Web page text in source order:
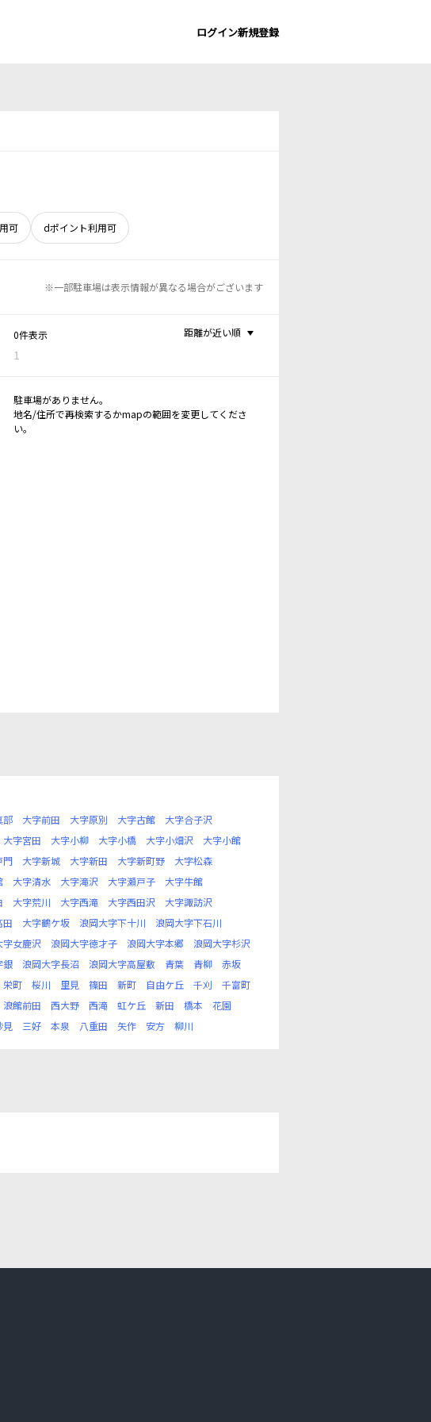
ログイン新規登録
可 dポイント利用可
※一部駐車場は表示情報が異なる場合がございます
0件表示
1
距離が近い順
駐車場がありません。
地名/住所で再検索するかmapの範囲を変更してくださ
い。
部 大字前田 大字原別 大字古館
大字合子沢
大字宮田 大字小柳 大字小橋 大字小畑沢
大字小館
門 大字新城 大字新田 大字新町野
大字松森
大字清水 大字滝沢 大字瀬戸子
大字牛館
大字荒川 大字西滝 大字西田沢
大字諏訪沢
田 大字鶴ケ坂 浪岡大字下十川
浪岡大字下石川
字女鹿沢 浪岡大字徳才子 浪岡大字本郷
浪岡大字杉沢
銀 浪岡大字長沼 浪岡大字高屋敷 青葉 青柳
赤坂
栄町 桜川 里見 篠田 新町 自由ケ丘 千刈
千富町
浪館前田 西大野 西滝 虹ケ丘 新田 橋本
花園
見 三好 本泉 八重田 矢作 安方 柳川